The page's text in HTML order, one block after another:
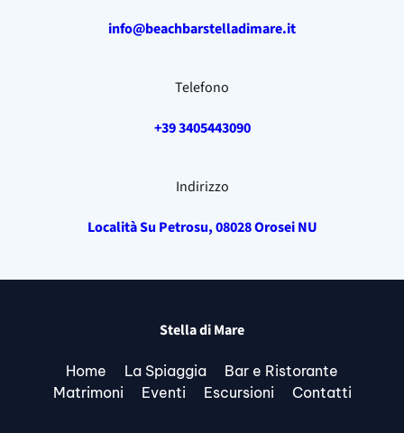
info@beachbarstelladimare.it
Telefono
+39 3405443090
Indirizzo
Località Su Petrosu, 08028 Orosei NU
Stella di Mare
Home La Spiaggia
Bar e Ristorante
Matrimoni
Eventi Escursioni Contatti